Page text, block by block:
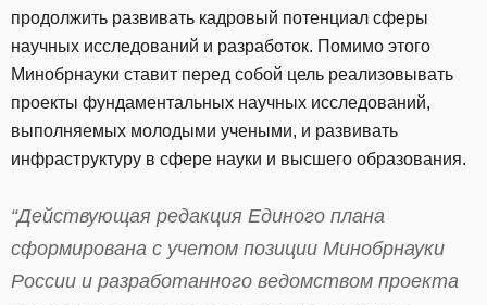
продолжить развивать кадровый потенциал сферы
научных исследований и разработок. Помимо этого
Минобрнауки ставит перед собой цель реализовывать
проекты фундаментальных научных исследований,
выполняемых молодыми учеными, и развивать
инфраструктуру в сфере науки и высшего образования.
“Действующая редакция Единого плана
сформирована с учетом позиции Минобрнауки
России и разработанного ведомством проекта